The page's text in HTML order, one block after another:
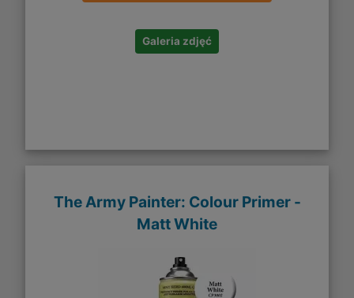
Galeria zdjęć
The Army Painter: Colour Primer -
Matt White